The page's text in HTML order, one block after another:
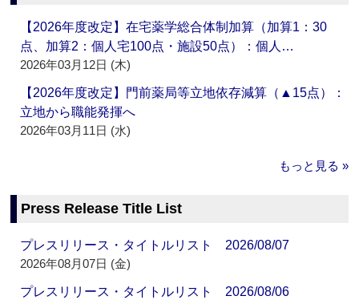
【2026年度改定】在宅薬学総合体制加算（加算1：30
点、加算2：個人宅100点・施設50点）：個人…
2026年03月12日 (木)
【2026年度改定】門前薬局等立地依存減算（▲15点）：
立地から職能発揮へ
2026年03月11日 (水)
もっと見る »
Press Release Title List
プレスリリース・タイトルリスト 2026/08/07
2026年08月07日 (金)
プレスリリース・タイトルリスト 2026/08/06